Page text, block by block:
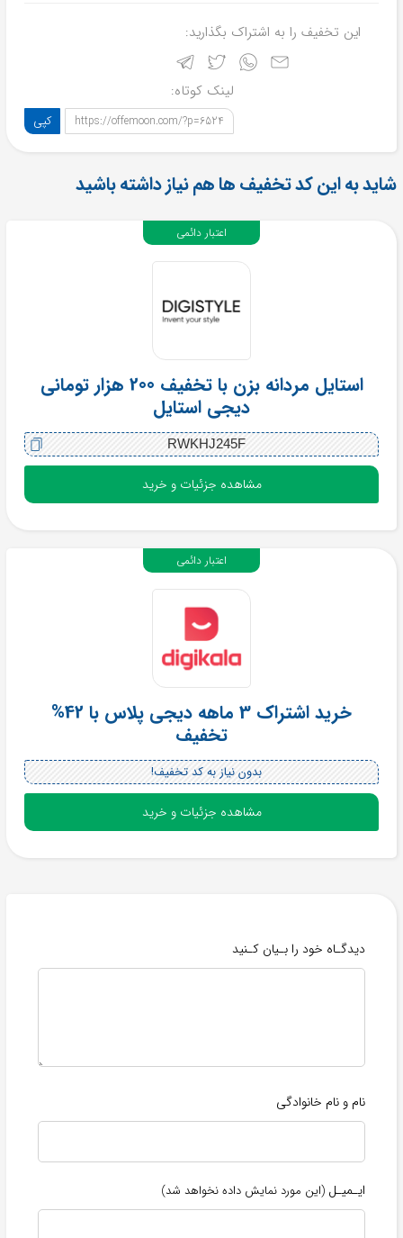
این تخفیف را به اشتراک بگذارید:
لینک کوتاه:
https://offemoon.com/?p=6524 کپی
شاید به این کد تخفیف ها هم نیاز داشته باشید
استایل مردانه بزن با تخفیف 200 هزار تومانی
دیجی استایل
RWKHJ245F
مشاهده جزئیات و خرید
اعتبار دائمی
خرید اشتراک 3 ماهه دیجی پلاس با 42%
تخفیف
بدون نیاز به کد تخفیف!
مشاهده جزئیات و خرید
اعتبار دائمی
دیدگـاه خود را بـیان کـنید
نام و نام خانوادگی
ایـمیـل (این مورد نمایش داده نخواهد شد)